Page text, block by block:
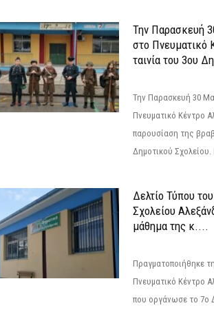
Την Παρασκευή
στο Πνευματικό
ταινία του 3ου
Την Παρασκευή 30
Πνευματικό Κέντρο
παρουσίαση της
Δημοτικού Σχολείου.
Δελτίο Τύπου
Σχολείου
μάθημα της κ....
Πραγματοποιήθηκε
Πνευματικό Κέντρο
που οργάνωσε το 7ο